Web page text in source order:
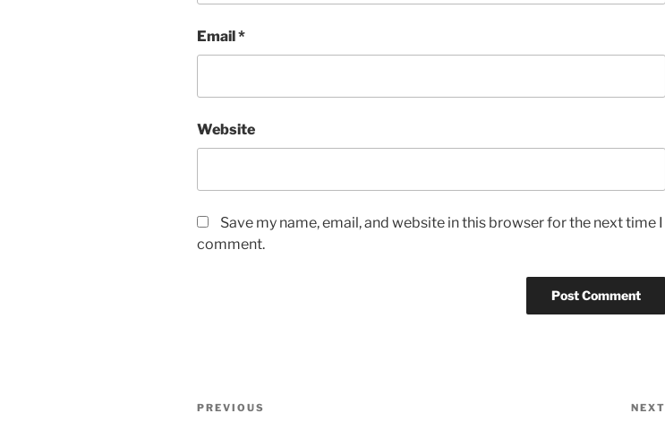
Email*
Website
Save my name, email, and website in this browser for the next time I
comment.
Post
Previous
PREVIOUS NEXT